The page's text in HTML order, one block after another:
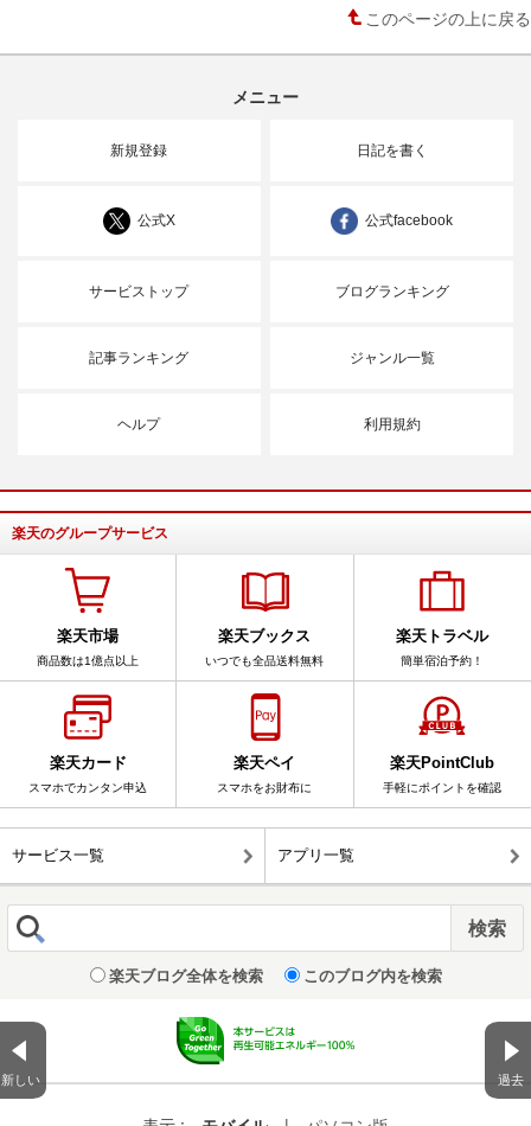
新しい 過去
このページの上に戻る
メニュー
新規登録 日記を書く
公式X 公式facebook
サービストップ ブログランキング
記事ランキング ジャンル一覧
ヘルプ 利用規約
楽天のグループサービス
楽天市場
商品数は1億点以上
楽天ブックス
いつでも全品送料無料
楽天トラベル
簡単宿泊予約！
楽天カード
スマホでカンタン申込
楽天ペイ
スマホをお財布に
楽天PointClub
手軽にポイントを確認
サービス一覧 アプリ一覧
楽天ブログ全体を検索 このブログ内を検索